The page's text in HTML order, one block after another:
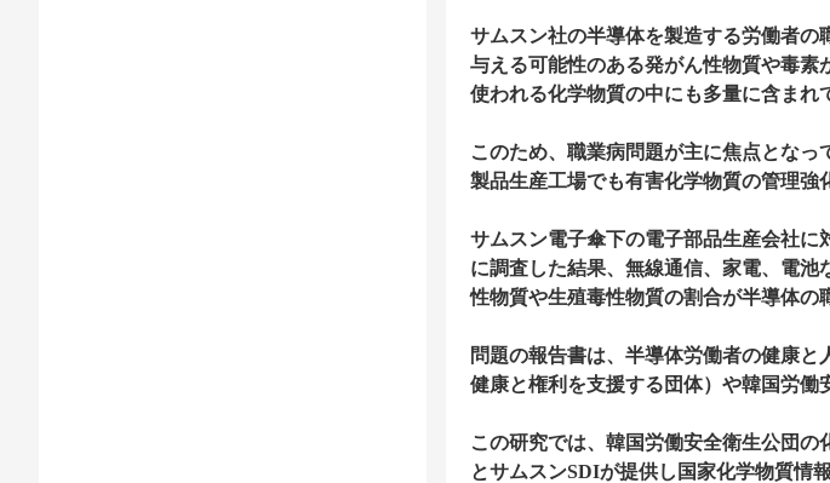
サムスン社の半導体を製造する労働者
与える可能性のある発がん性物質や毒
使われる化学物質の中にも多量に含まれ
このため、職業病問題が主に焦点とな
製品生産工場でも有害化学物質の管理強
サムスン電子傘下の電子部品生産会社に
に調査した結果、無線通信、家電、電
性物質や生殖毒性物質の割合が半導体の
問題の報告書は、半導体労働者の健康
健康と権利を支援する団体）や韓国労働
この研究では、韓国労働安全衛生公団
とサムスンSDIが提供し国家化学物質情